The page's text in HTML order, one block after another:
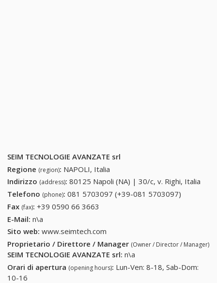
SEIM TECNOLOGIE AVANZATE srl
Regione (region): NAPOLI, Italia
Indirizzo (address): 80125 Napoli (NA) | 30/c, v. Righi, Italia
Telefono (phone): 081 5703097 (+39-081 5703097)
Fax (fax): +39 0590 66 3663
E-Mail: n\a
Sito web: www.seimtech.com
Proprietario / Direttore / Manager (Owner / Director / Manager)
SEIM TECNOLOGIE AVANZATE srl: n\a
Orari di apertura (opening hours): Lun-Ven: 8-18, Sab-Dom:
10-16